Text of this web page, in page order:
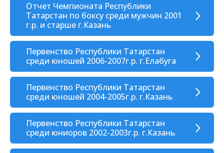
Отчет Чемпионата Республики
Татарстан по боксу среди мужчин 2001
г.р. и старше г.Казань
Первенство Республики Татарстан
среди юношей 2006-2007г.р. г.Елабуга
Первенство Республики Татарстан
среди юношей 2004-2005г.р. г.Казань
Первенство Республики Татарстан
среди юниоров 2002-2003г.р. г.Казань